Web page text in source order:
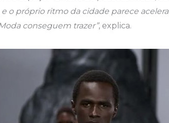
o próprio ritmo da cidade parece
conseguem trazer”, explica.